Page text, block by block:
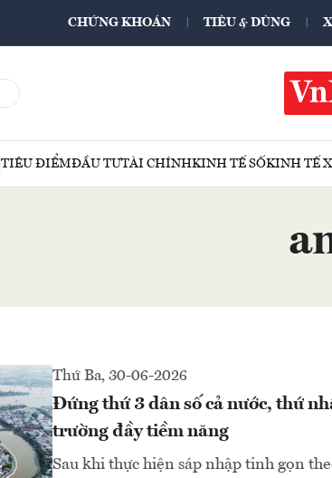
CHỨNG KHOÁN TIÊU & DÙNG
TIÊU ĐIỂMĐẦU TƯTÀI CHÍNHKINH TẾ SỐKINH TẾ
Thứ Ba, 30-06-2026
Đứng thứ 3 dân số cả nước, thứ
trường đầy tiềm năng
Sau khi thực hiện sáp nhập tinh gọn